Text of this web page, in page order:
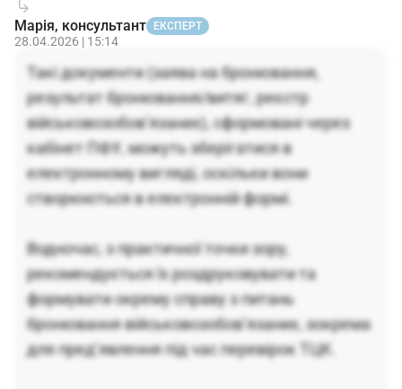
Марія, консультант ЕКСПЕРТ
28.04.2026 | 15:14
Такі документи (заява на бронювання,
результат бронювання/витяг, реєстр
військовозобов’язаних), сформовані через
кабінет ПФУ, можуть зберігатися в
електронному вигляді, оскільки вони
створюються в електронній формі.
Водночас, з практичної точки зору,
рекомендується їх роздруковувати та
формувати окрему справу з питань
бронювання військовозобов’язаних, зокрема
для пред’явлення під час перевірок ТЦК.